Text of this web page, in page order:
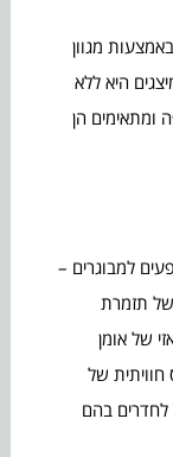
מגוון
היא ללא
ומתאימים הן
למבוגרים –
של תזמרת
של אומן
של
לחדרים בהם